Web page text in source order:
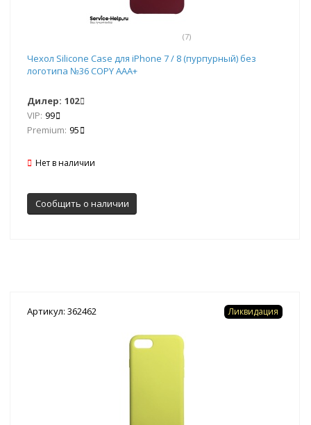
(7)
Чехол Silicone Case для iPhone 7 / 8 (пурпурный) без
логотипа №36 COPY AAA+
Дилер: 102
VIP: 99
Premium: 95
Нет в наличии
Сообщить о наличии
Артикул: 362462 Ликвидация